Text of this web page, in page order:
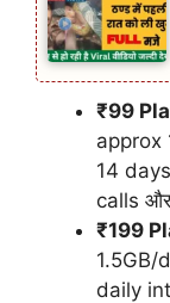
₹99
approx
14
calls और
₹199
1.5GB/
daily